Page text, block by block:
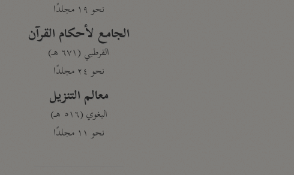
نحو ١٩ مجلدًا
الجامع لأحكام القرآن
القرطبي (٦٧١ هـ)
نحو ٢٤ مجلدًا
معالم التنزيل
البغوي (٥١٦ هـ)
نحو ١١ مجلدًا